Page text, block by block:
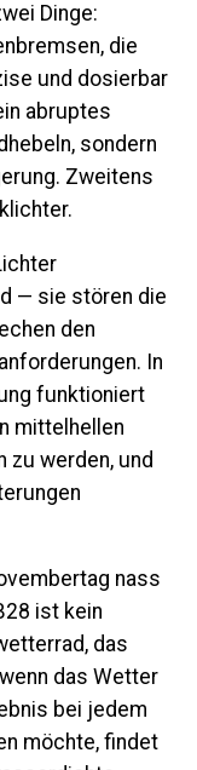
Dinge:
, die
und dosierbar
abruptes
sondern
Zweitens
.
— sie stören die
den
In
funktioniert
mittelhellen
zu werden, und
nass
ist kein
das
das Wetter
bei jedem
möchte, findet
zu erhalten